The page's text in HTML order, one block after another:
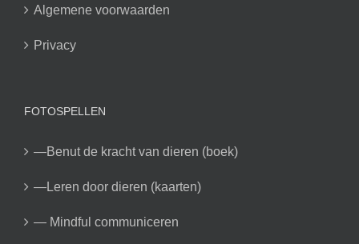
Algemene voorwaarden
Privacy
FOTOSPELLEN
—Benut de kracht van dieren (boek)
—Leren door dieren (kaarten)
— Mindful communiceren